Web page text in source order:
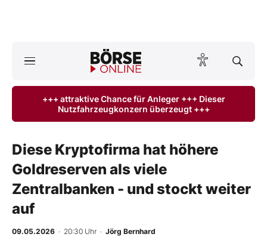
Anlageprodukte
Finanz-Check
Abo & Shop
BO-Musterdepots
Experten
+++ attraktive Chance für Anleger +++ Dieser
Nutzfahrzeugkonzern überzeugt +++
Diese Kryptofirma hat höhere
Goldreserven als viele
Zentralbanken - und stockt weiter
auf
09.05.2026 · 20:30 Uhr · Jörg Bernhard